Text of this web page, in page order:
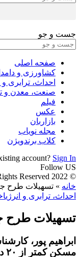
جست و جو
صفحه اصلی
کشاورزی و
احداث، ترابری
صنعت، معدن و
فیلم
عکس
بازاربان
مجله نویاب
کلاب برندویژن
account? Sign In
Follow US
© 2022 Foxiz News Network. Ruby Design Company. All Rights Reserved.
خانه » تسهیلات طرح جهش تولید مسکن
احداث، ترابری و انرژی
تسهیلات طرح جهش تولید
ابراهیم پور،
مسکن کمتر از ۲۰ درصد هزینه ها را پوشش می دهد لذا رغبتی برای اخذ تسهیلات وجود ندارد.